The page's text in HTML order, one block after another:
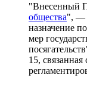
"Внесенный
общества", —
назначение
мер
15,